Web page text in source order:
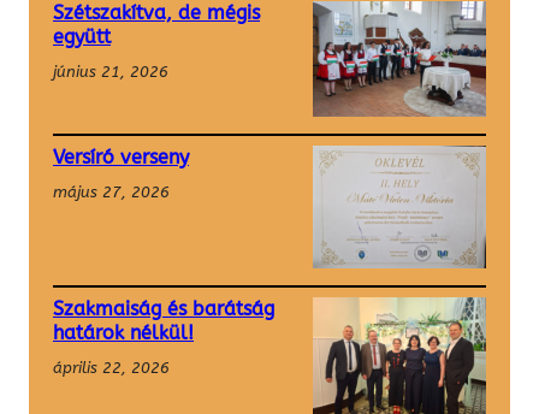
Szétszakítva, de mégis
együtt
június 21, 2026
Versíró verseny
május 27, 2026
Szakmaiság és barátság
határok nélkül!
április 22, 2026